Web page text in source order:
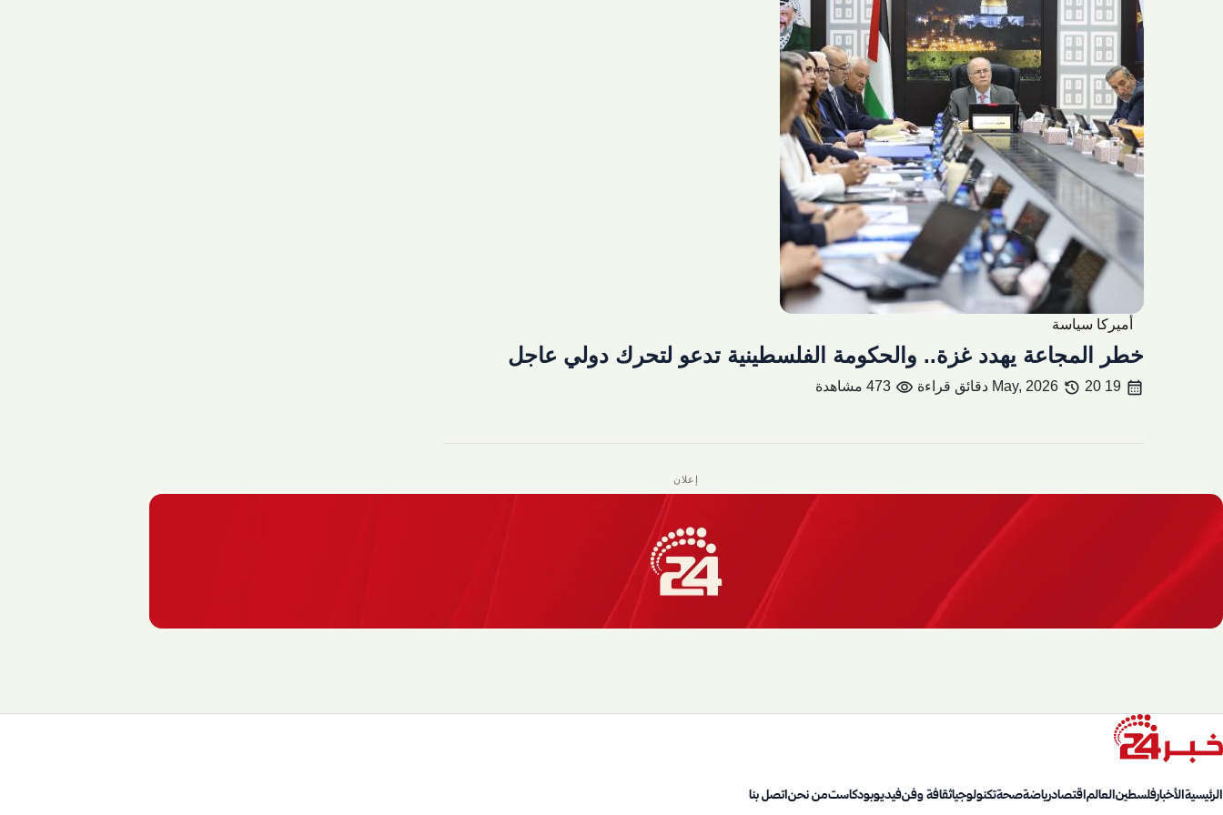
أميركا سياسة
خطر المجاعة يهدد غزة.. والحكومة الفلسطينية تدعو لتحرك دولي عاجل
calendar_month
19 May, 2026
history 20 دقائق قراءة visibility 473 مشاهدة
إعلان
الرئيسيةالأخبارفلسطينالعالماقتصادرياضةصحةتكنولوجياثقافة وفنفيديوبودكاستمن نحناتصل بنا